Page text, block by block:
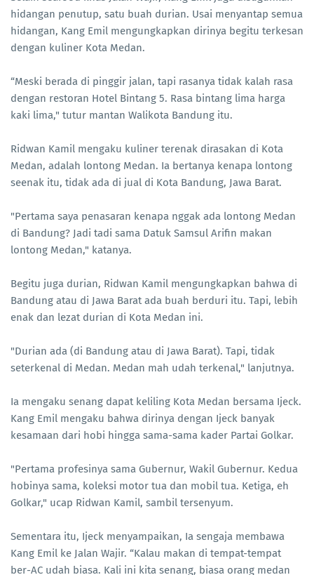
hidangan penutup, satu buah durian. Usai menyantap semua
hidangan, Kang Emil mengungkapkan dirinya begitu terkesan
dengan kuliner Kota Medan.
“Meski berada di pinggir jalan, tapi rasanya tidak kalah rasa
dengan restoran Hotel Bintang 5. Rasa bintang lima harga
kaki lima," tutur mantan Walikota Bandung itu.
Ridwan Kamil mengaku kuliner terenak dirasakan di Kota
Medan, adalah lontong Medan. Ia bertanya kenapa lontong
seenak itu, tidak ada di jual di Kota Bandung, Jawa Barat.
"Pertama saya penasaran kenapa nggak ada lontong Medan
di Bandung? Jadi tadi sama Datuk Samsul Arifin makan
lontong Medan," katanya.
Begitu juga durian, Ridwan Kamil mengungkapkan bahwa di
Bandung atau di Jawa Barat ada buah berduri itu. Tapi, lebih
enak dan lezat durian di Kota Medan ini.
"Durian ada (di Bandung atau di Jawa Barat). Tapi, tidak
seterkenal di Medan. Medan mah udah terkenal," lanjutnya.
Ia mengaku senang dapat keliling Kota Medan bersama Ijeck.
Kang Emil mengaku bahwa dirinya dengan Ijeck banyak
kesamaan dari hobi hingga sama-sama kader Partai Golkar.
"Pertama profesinya sama Gubernur, Wakil Gubernur. Kedua
hobinya sama, koleksi motor tua dan mobil tua. Ketiga, eh
Golkar," ucap Ridwan Kamil, sambil tersenyum.
Sementara itu, Ijeck menyampaikan, Ia sengaja membawa
Kang Emil ke Jalan Wajir. “Kalau makan di tempat-tempat
ber-AC udah biasa. Kali ini kita senang, biasa orang medan